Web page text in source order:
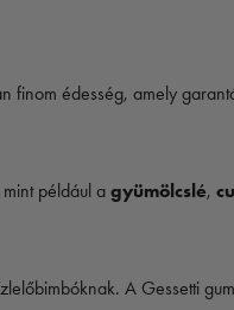
finom édesség, amely
például a gyümölcslé,
A Gessetti